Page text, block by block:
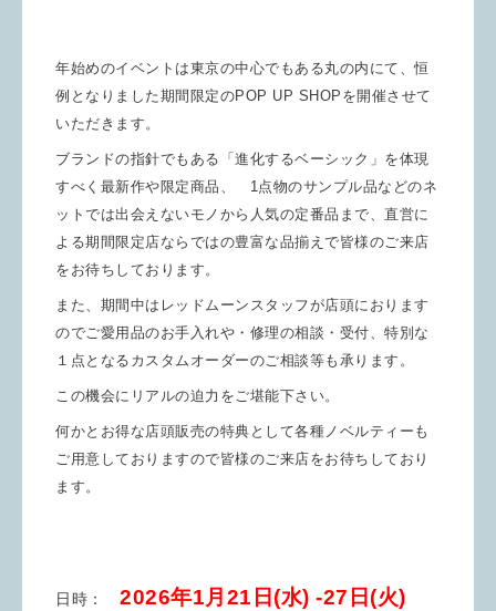
年始めのイベントは東京の中心でもある丸の内にて、恒
例となりました期間限定のPOP UP SHOPを開催させて
いただきます。
ブランドの指針でもある「進化するベーシック」を体現
すべく最新作や限定商品、 1点物のサンプル品などのネ
ットでは出会えないモノから人気の定番品まで、直営に
よる期間限定店ならではの豊富な品揃えで皆様のご来店
をお待ちしております。
また、期間中はレッドムーンスタッフが店頭におります
のでご愛用品のお手入れや・修理の相談・受付、特別な
１点となるカスタムオーダーのご相談等も承ります。
この機会にリアルの迫力をご堪能下さい。
何かとお得な店頭販売の特典として各種ノベルティーも
ご用意しておりますので皆様のご来店をお待ちしており
ます。
日時： 2026年1月21日(水) -27 日(火)